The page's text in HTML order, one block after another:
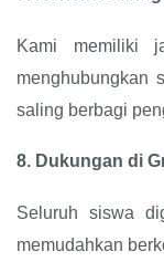
Kami memiliki
menghubungkan
saling berbagi
8. Dukungan di
Seluruh siswa
memudahkan